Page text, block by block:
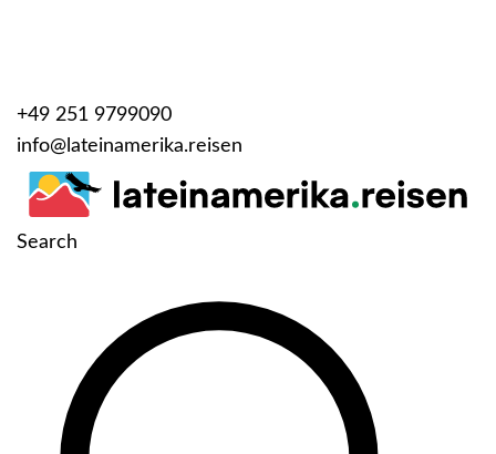
+49 251 9799090
info@lateinamerika.reisen
Search